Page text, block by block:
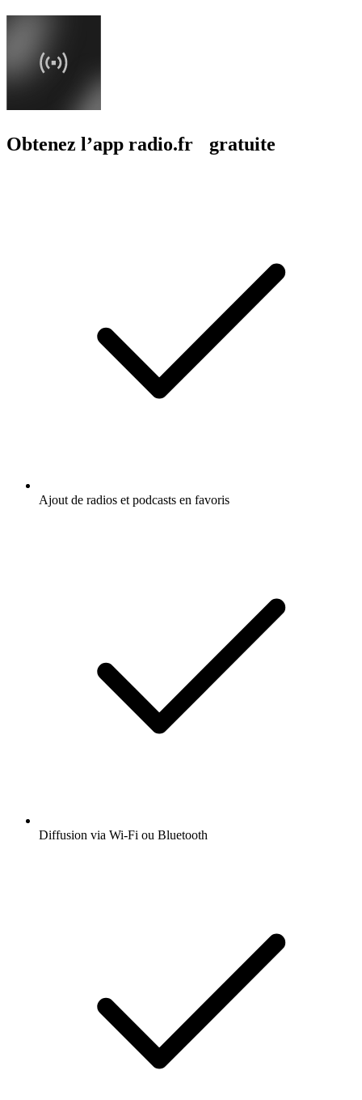
Obtenez l’app radio.fr gratuite
Ajout de radios et podcasts en favoris
Diffusion via Wi-Fi ou Bluetooth